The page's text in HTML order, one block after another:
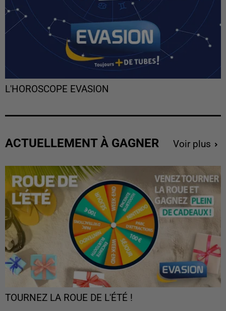
L'HOROSCOPE EVASION
ACTUELLEMENT À GAGNER Voir plus
TOURNEZ LA ROUE DE L'ÉTÉ !